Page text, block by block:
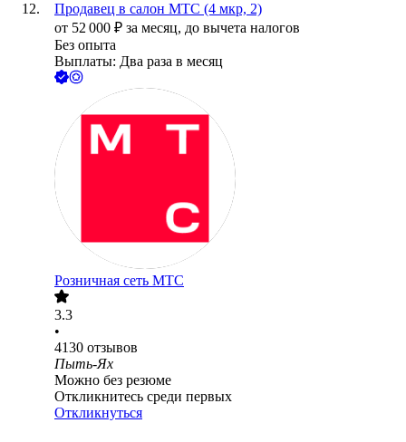
Продавец в салон МТС (4 мкр, 2)
от 52 000 ₽ за месяц, до вычета налогов
Без опыта
Выплаты: Два раза в месяц
Розничная сеть МТС
3.3
•
4130 отзывов
Пыть-Ях
Можно без резюме
Откликнитесь среди первых
Откликнуться